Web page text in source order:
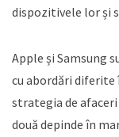
dispozitivele lor și
Apple și Samsung
cu abordări diferite
strategia de
două depinde în